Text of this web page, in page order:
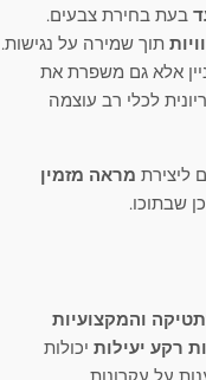
בעת בחירת צבעים.
תוך שמירה על נגישות.
אלא גם משפרת את
לכלי רב עוצמה
ליצירת מראה מזמין
שבתוכו.
והמקצועיות
רקע יעילות יכולות